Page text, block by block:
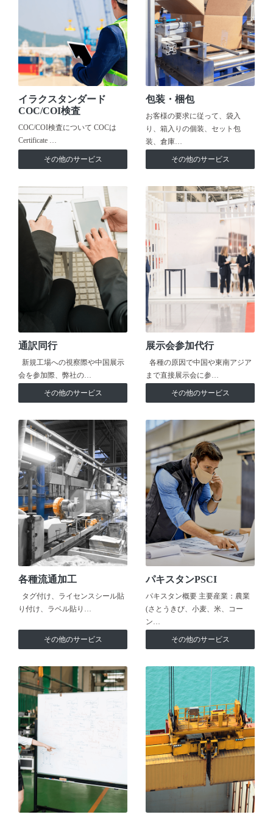
イラクスタンダード
COC/COI検査
COC/COI検査について COCは
Certificate …
その他のサービス
包装・梱包
お客様の要求に従って、袋入
り、箱入りの個装、セット包
装、倉庫…
その他のサービス
通訳同行
新規工場への視察際や中国展示
会を参加際、弊社の…
その他のサービス
展示会参加代行
各種の原因で中国や東南アジア
まで直接展示会に参…
その他のサービス
各種流通加工
タグ付け、ライセンスシール貼
り付け、ラベル貼り…
その他のサービス
パキスタンPSCI
パキスタン概要 主要産業：農業
(さとうきび、小麦、米、コー
ン…
その他のサービス